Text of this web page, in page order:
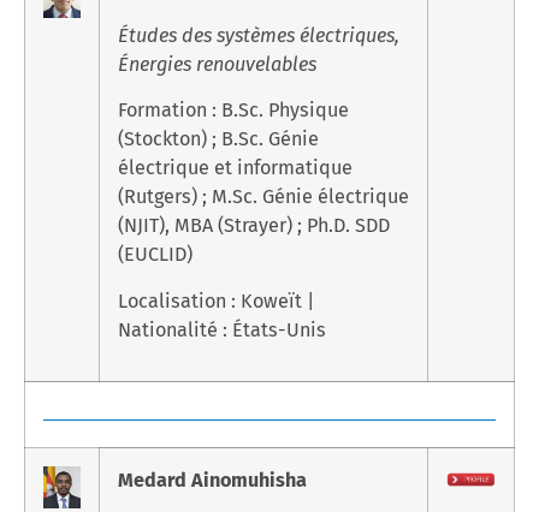
Études des systèmes électriques,
Énergies renouvelables
Formation : B.Sc. Physique
(Stockton) ; B.Sc. Génie
électrique et informatique
(Rutgers) ; M.Sc. Génie électrique
(NJIT), MBA (Strayer) ; Ph.D. SDD
(EUCLID)
Localisation : Koweït |
Nationalité : États-Unis
Medard Ainomuhisha